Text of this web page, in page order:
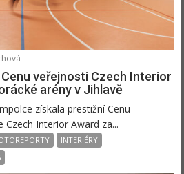
veřejnosti Czech Interior
arény v Jihlavě
získala prestižní Cenu
Interior Award za...
INTERIÉRY